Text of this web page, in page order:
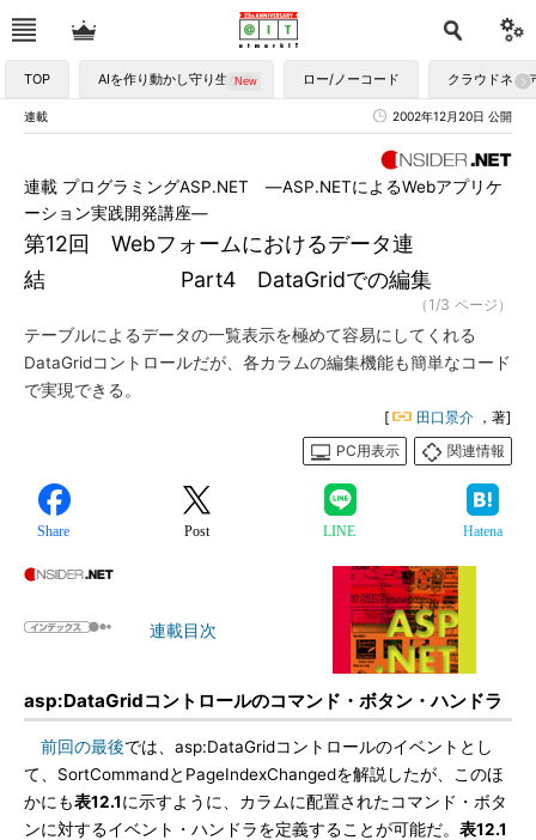
TOP AIを作り動かし守り生かす ロー/ノーコード クラウドネイ
連載 2002年12月20日 公開
第12回 Webフォームにおけるデータ連
結 Part4 DataGridでの編集
連載 プログラミングASP.NET ―ASP.NETによるWebアプリケ
ーション実践開発講座―
（1/3 ページ）
テーブルによるデータの一覧表示を極めて容易にしてくれる
DataGridコントロールだが、各カラムの編集機能も簡単なコード
で実現できる。
[ 田口景介 ，著]
PC用表示
関連情報
Share Post LINE Hatena
連載目次
asp:DataGridコントロールのコマンド・ボタン・ハンドラ
前回の最後では、asp:DataGridコントロールのイベントとし
て、SortCommandとPageIndexChangedを解説したが、このほ
かにも表12.1に示すように、カラムに配置されたコマンド・ボタ
ンに対するイベント・ハンドラを定義することが可能だ。 表12.1